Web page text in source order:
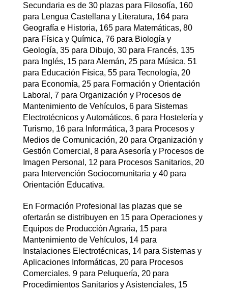
Secundaria es de 30 plazas para Filosofía, 160
para Lengua Castellana y Literatura, 164 para
Geografía e Historia, 165 para Matemáticas, 80
para Física y Química, 76 para Biología y
Geología, 35 para Dibujo, 30 para Francés, 135
para Inglés, 15 para Alemán, 25 para Música, 51
para Educación Física, 55 para Tecnología, 20
para Economía, 25 para Formación y Orientación
Laboral, 7 para Organización y Procesos de
Mantenimiento de Vehículos, 6 para Sistemas
Electrotécnicos y Automáticos, 6 para Hostelería y
Turismo, 16 para Informática, 3 para Procesos y
Medios de Comunicación, 20 para Organización y
Gestión Comercial, 8 para Asesoría y Procesos de
Imagen Personal, 12 para Procesos Sanitarios, 20
para Intervención Sociocomunitaria y 40 para
Orientación Educativa.
En Formación Profesional las plazas que se
ofertarán se distribuyen en 15 para Operaciones y
Equipos de Producción Agraria, 15 para
Mantenimiento de Vehículos, 14 para
Instalaciones Electrotécnicas, 14 para Sistemas y
Aplicaciones Informáticas, 20 para Procesos
Comerciales, 9 para Peluquería, 20 para
Procedimientos Sanitarios y Asistenciales, 15